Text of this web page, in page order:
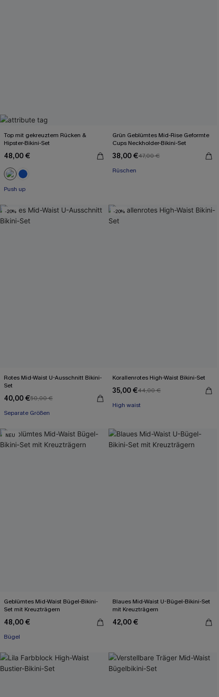
Top mit gekreuztem Rücken &
Hipster-Bikini-Set
48,00 €
Push up
Grün Geblümtes Mid-Rise Geformte
Cups Neckholder-Bikini-Set
38,00 €47,00 €
Rüschen
-20%
Rotes Mid-Waist U-Ausschnitt Bikini-
Set
40,00 €50,00 €
Separate Größen
-20%
Korallenrotes High-Waist Bikini-Set
35,00 €44,00 €
High waist
NEU
Geblümtes Mid-Waist Bügel-Bikini-
Set mit Kreuzträgern
48,00 €
Bügel
Blaues Mid-Waist U-Bügel-Bikini-Set
mit Kreuzträgern
42,00 €